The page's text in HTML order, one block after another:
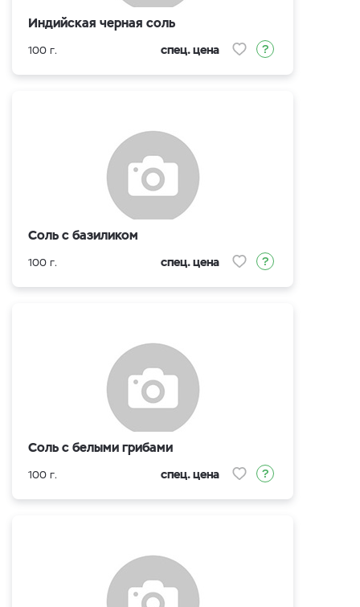
Индийская черная соль
100 г. спец. цена
Соль с базиликом
100 г. спец. цена
Соль с белыми грибами
100 г. спец. цена